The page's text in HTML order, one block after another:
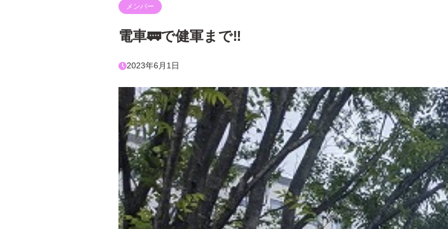
メンバー
電車🚃で健軍まで‼️
2023年6月1日